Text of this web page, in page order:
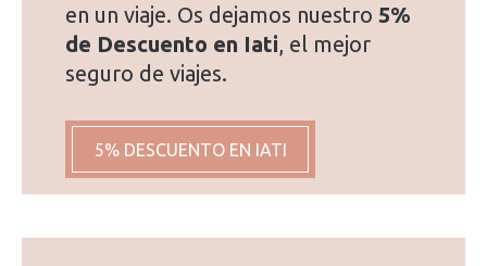
en un viaje. Os dejamos nuestro 5%
de Descuento en Iati, el mejor
seguro de viajes.
5% DESCUENTO EN IATI